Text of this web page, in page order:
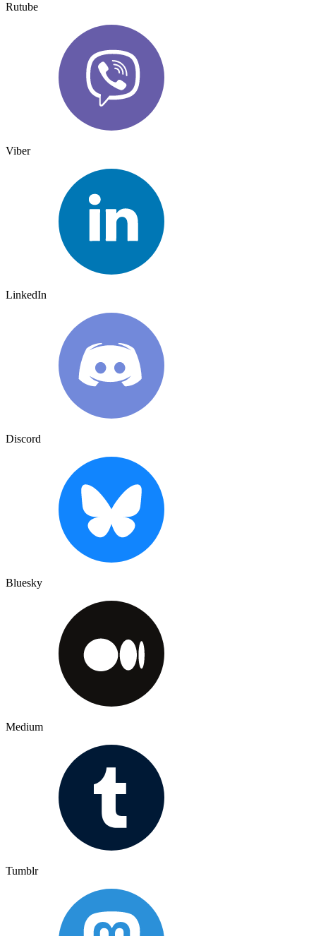
Rutube
Viber
LinkedIn
Discord
Bluesky
Medium
Tumblr